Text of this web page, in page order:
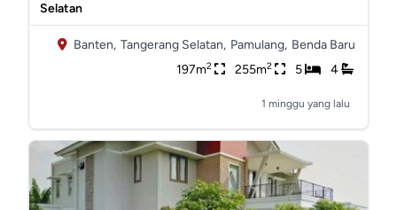
Selatan
Banten, Tangerang Selatan, Pamulang, Benda Baru
197m2 255m2 5 4
1 minggu yang lalu